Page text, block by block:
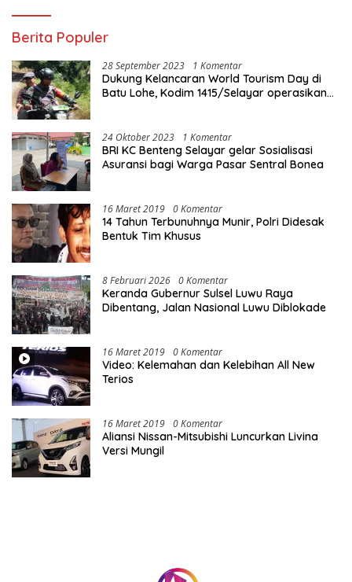
Berita Populer
28 September 2023 1 Komentar
Dukung Kelancaran World Tourism Day di
Batu Lohe, Kodim 1415/Selayar operasikan
24 Oktober 2023 1 Komentar
BRI KC Benteng Selayar gelar Sosialisasi
Asuransi bagi Warga Pasar Sentral Bonea
16 Maret 2019 0 Komentar
14 Tahun Terbunuhnya Munir, Polri Didesak
Bentuk Tim Khusus
8 Februari 2026 0 Komentar
Keranda Gubernur Sulsel Luwu Raya
Dibentang, Jalan Nasional Luwu Diblokade
16 Maret 2019 0 Komentar
Video: Kelemahan dan Kelebihan All New
Terios
16 Maret 2019 0 Komentar
Aliansi Nissan-Mitsubishi Luncurkan Livina
Versi Mungil